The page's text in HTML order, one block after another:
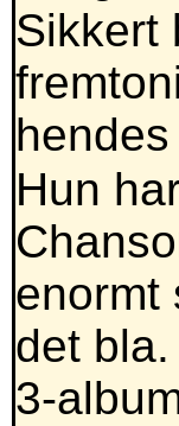
Sikkert
Hun
enormt
det
3-